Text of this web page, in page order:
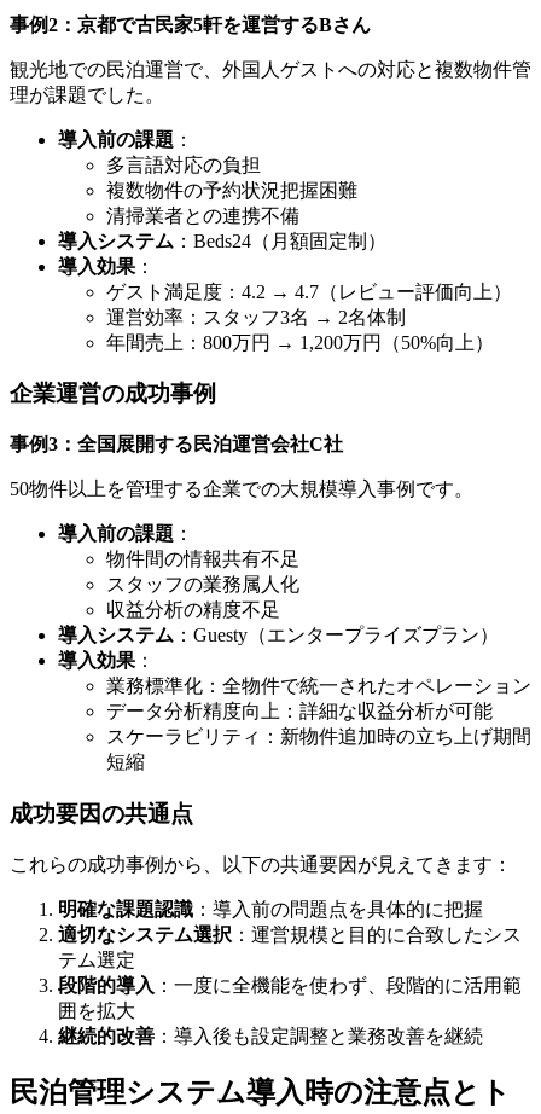
事例2：京都で古民家5軒を運営するBさん
観光地での民泊運営で、外国人ゲストへの対応と複数物件管
理が課題でした。
導入前の課題 ：
多言語対応の負担
複数物件の予約状況把握困難
清掃業者との連携不備
導入システム ：Beds24（月額固定制）
導入効果 ：
ゲスト満足度：4.2 → 4.7（レビュー評価向上）
運営効率：スタッフ3名 → 2名体制
年間売上：800万円 → 1,200万円（50%向上）
企業運営の成功事例
事例3：全国展開する民泊運営会社C社
50物件以上を管理する企業での大規模導入事例です。
導入前の課題 ：
物件間の情報共有不足
スタッフの業務属人化
収益分析の精度不足
導入システム ：Guesty（エンタープライズプラン）
導入効果 ：
業務標準化：全物件で統一されたオペレーション
データ分析精度向上：詳細な収益分析が可能
スケーラビリティ：新物件追加時の立ち上げ期間
短縮
成功要因の共通点
これらの成功事例から、以下の共通要因が見えてきます：
明確な課題認識 ：導入前の問題点を具体的に把握
適切なシステム選択 ：運営規模と目的に合致したシス
テム選定
段階的導入 ：一度に全機能を使わず、段階的に活用範
囲を拡大
継続的改善 ：導入後も設定調整と業務改善を継続
民泊管理システム導入時の注意点とト